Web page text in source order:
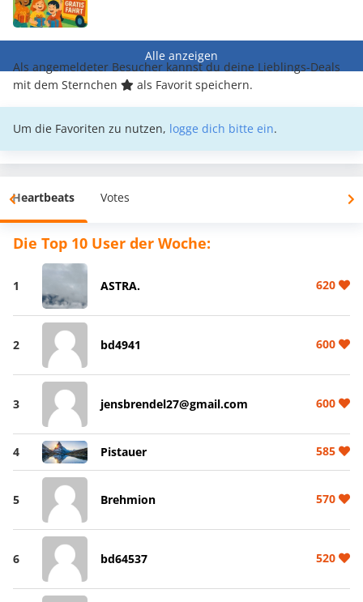
Alle anzeigen
Als angemeldeter Besucher kannst du deine Lieblings-Deals
mit dem Sternchen
als Favorit speichern.
Um die Favoriten zu nutzen, logge dich bitte ein.
Heartbeats Votes
Die Top 10 User der Woche:
1 ASTRA. 620
2 bd4941 600
3 jensbrendel27@gmail.com 600
4 Pistauer 585
5 Brehmion 570
6 bd64537 520